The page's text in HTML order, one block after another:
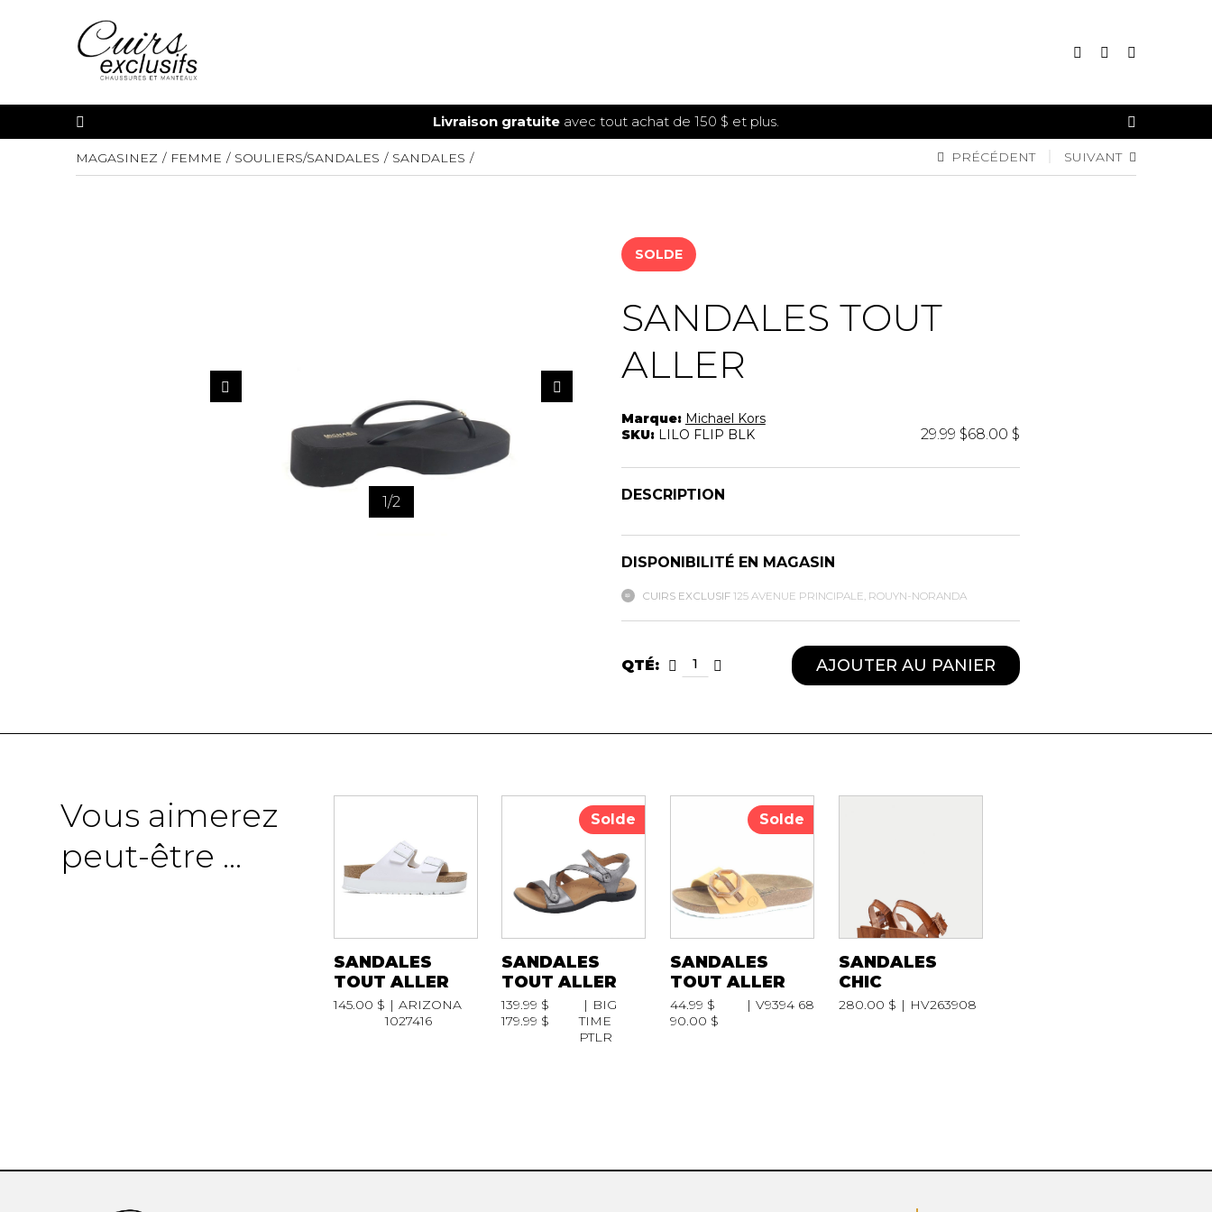
CONNEXION
INSCRIPTION
Livraison gratuite avec tout achat de 150 $ et plus.
MAGASINEZ FEMME SOULIERS/SANDALES SANDALES PRÉCÉDENT SUIVANT
1/2
SOLDE
SANDALES TOUT
ALLER
Marque: Michael Kors
SKU: LILO FLIP BLK 29.99 $68.00 $
DESCRIPTION
DISPONIBILITÉ EN MAGASIN
CUIRS EXCLUSIF 125 AVENUE PRINCIPALE, ROUYN-NORANDA
QTÉ: AJOUTER AU PANIER
Vous aimerez
peut-être ...
SANDALES
TOUT ALLER
145.00 $
ARIZONA
1027416
Solde
SANDALES
TOUT ALLER
139.99 $
179.99 $
BIG
TIME
PTLR
Solde
SANDALES
TOUT ALLER
44.99 $
90.00 $
V9394 68
SANDALES
CHIC
280.00 $ HV263908